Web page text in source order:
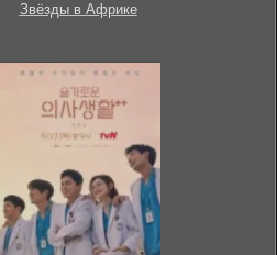
Звёзды в Африке